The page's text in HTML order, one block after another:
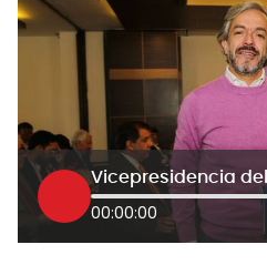
00:00:00